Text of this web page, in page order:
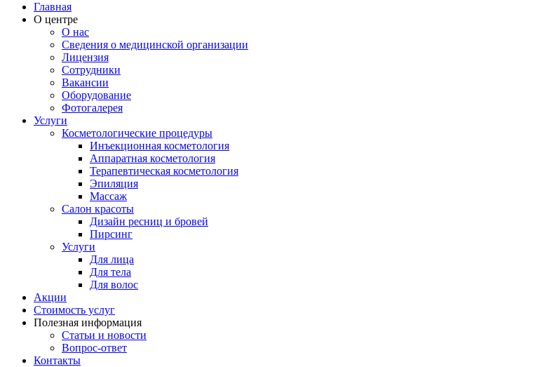
Главная
О центре
О нас
Сведения о медицинской организации
Лицензия
Сотрудники
Вакансии
Оборудование
Фотогалерея
Услуги
Косметологические процедуры
Инъекционная косметология
Аппаратная косметология
Терапевтическая косметология
Эпиляция
Массаж
Салон красоты
Дизайн ресниц и бровей
Пирсинг
Услуги
Для лица
Для тела
Для волос
Акции
Стоимость услуг
Полезная информация
Статьи и новости
Вопрос-ответ
Контакты